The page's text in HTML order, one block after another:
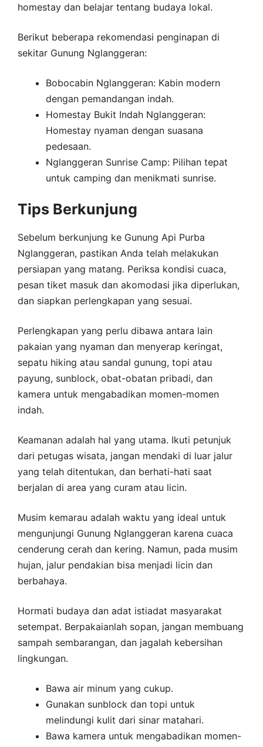
homestay dan belajar tentang budaya lokal.
Berikut beberapa rekomendasi penginapan di
sekitar Gunung Nglanggeran:
Bobocabin Nglanggeran: Kabin modern
dengan pemandangan indah.
Homestay Bukit Indah Nglanggeran:
Homestay nyaman dengan suasana
pedesaan.
Nglanggeran Sunrise Camp: Pilihan tepat
untuk camping dan menikmati sunrise.
Tips Berkunjung
Sebelum berkunjung ke Gunung Api Purba
Nglanggeran, pastikan Anda telah melakukan
persiapan yang matang. Periksa kondisi cuaca,
pesan tiket masuk dan akomodasi jika diperlukan,
dan siapkan perlengkapan yang sesuai.
Perlengkapan yang perlu dibawa antara lain
pakaian yang nyaman dan menyerap keringat,
sepatu hiking atau sandal gunung, topi atau
payung, sunblock, obat-obatan pribadi, dan
kamera untuk mengabadikan momen-momen
indah.
Keamanan adalah hal yang utama. Ikuti petunjuk
dari petugas wisata, jangan mendaki di luar jalur
yang telah ditentukan, dan berhati-hati saat
berjalan di area yang curam atau licin.
Musim kemarau adalah waktu yang ideal untuk
mengunjungi Gunung Nglanggeran karena cuaca
cenderung cerah dan kering. Namun, pada musim
hujan, jalur pendakian bisa menjadi licin dan
berbahaya.
Hormati budaya dan adat istiadat masyarakat
setempat. Berpakaianlah sopan, jangan membuang
sampah sembarangan, dan jagalah kebersihan
lingkungan.
Bawa air minum yang cukup.
Gunakan sunblock dan topi untuk
melindungi kulit dari sinar matahari.
Bawa kamera untuk mengabadikan momen-